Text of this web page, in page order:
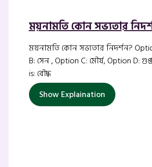
ময়নামতি কোন সভ্যতার
ময়নামতি কোন সভ্যতার নিদর্শন?
B: সেন , Option C: মৌর্য, Option D:
is: বৌদ্ধ
Show Explaination